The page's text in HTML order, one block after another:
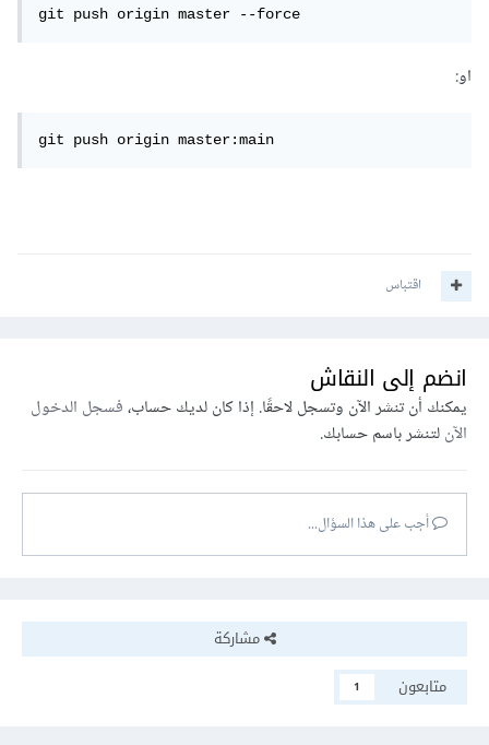
git push origin master --force
او:
git push origin master:main
اقتباس
انضم إلى النقاش
يمكنك أن تنشر الآن وتسجل لاحقًا. إذا كان لديك حساب،فسجل الدخول
الآنلتنشر باسم حسابك.
أجب على هذا السؤال...
مشاركة
متابعون
1